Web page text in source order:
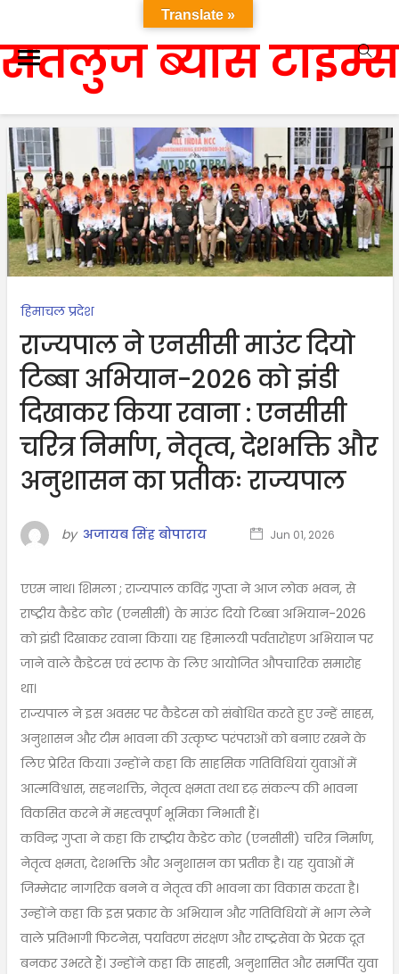
सतलुज ब्यास टाइम्स
हिमाचल प्रदेश
राज्यपाल ने एनसीसी माउंट दियो
टिब्बा अभियान-2026 को झंडी
दिखाकर किया रवाना : एनसीसी
चरित्र निर्माण, नेतृत्व, देशभक्ति और
अनुशासन का प्रतीकः राज्यपाल
by अजायब सिंह बोपाराय Jun 01, 2026
एएम नाथ। शिमला ; राज्यपाल कविंद्र गुप्ता ने आज लोक भवन, से
राष्ट्रीय कैडेट कोर (एनसीसी) के माउंट दियो टिब्बा अभियान-2026
को झंडी दिखाकर रवाना किया। यह हिमालयी पर्वतारोहण अभियान पर
जाने वाले कैडेटस एवं स्टाफ के लिए आयोजित औपचारिक समारोह
था।
राज्यपाल ने इस अवसर पर कैडेटस को संबोधित करते हुए उन्हें साहस,
अनुशासन और टीम भावना की उत्कृष्ट परंपराओं को बनाए रखने के
लिए प्रेरित किया। उन्होंने कहा कि साहसिक गतिविधियां युवाओं में
आत्मविश्वास, सहनशक्ति, नेतृत्व क्षमता तथा दृढ़ संकल्प की भावना
विकसित करने में महत्वपूर्ण भूमिका निभाती हैं।
कविन्द्र गुप्ता ने कहा कि राष्ट्रीय कैडेट कोर (एनसीसी) चरित्र निर्माण,
नेतृत्व क्षमता, देशभक्ति और अनुशासन का प्रतीक है। यह युवाओं में
जिम्मेदार नागरिक बनने व नेतृत्व की भावना का विकास करता है।
उन्होंने कहा कि इस प्रकार के अभियान और गतिविधियों में भाग लेने
वाले प्रतिभागी फिटनेस, पर्यावरण संरक्षण और राष्ट्रसेवा के प्रेरक दूत
बनकर उभरते हैं। उन्होंने कहा कि साहसी, अनुशासित और समर्पित युवा
Translate »